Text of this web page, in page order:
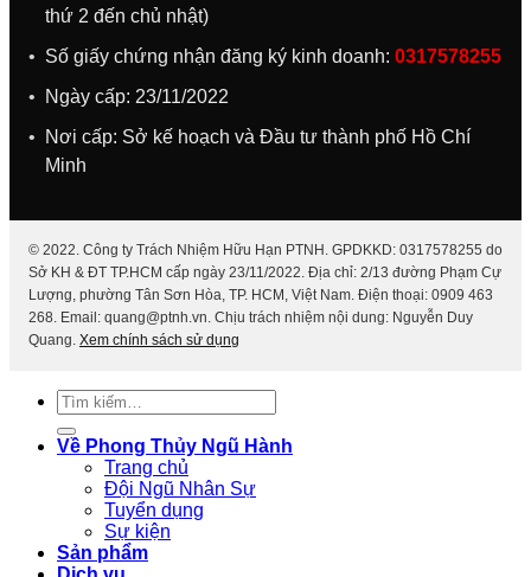
thứ 2 đến chủ nhật)
Số giấy chứng nhận đăng ký kinh doanh: 0317578255
Ngày cấp: 23/11/2022
Nơi cấp: Sở kế hoạch và Đầu tư thành phố Hồ Chí
Minh
© 2022. Công ty Trách Nhiệm Hữu Hạn PTNH. GPDKKD: 0317578255 do
Sở KH & ĐT TP.HCM cấp ngày 23/11/2022. Địa chỉ: 2/13 đường Phạm Cự
Lượng, phường Tân Sơn Hòa, TP. HCM, Việt Nam. Điện thoại: 0909 463
268. Email: quang@ptnh.vn. Chịu trách nhiệm nội dung: Nguyễn Duy
Quang. Xem chính sách sử dụng
Tìm
kiếm:
Về Phong Thủy Ngũ Hành
Trang chủ
Đội Ngũ Nhân Sự
Tuyển dụng
Sự kiện
Sản phẩm